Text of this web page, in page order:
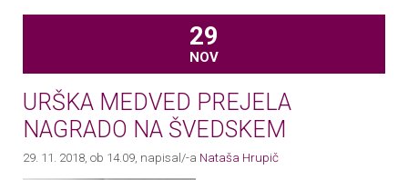
29
NOV
URŠKA MEDVED PREJELA
NAGRADO NA ŠVEDSKEM
29. 11. 2018, ob 14.09 , napisal/-a Nataša Hrupič